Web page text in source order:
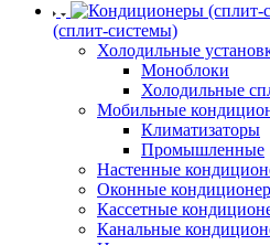
(сплит-системы)
Холодильные
Моноблоки
Холодильные
Мобильные
Климатизаторы
Промышленные
Настенные
Оконные
Кассетные
Канальные